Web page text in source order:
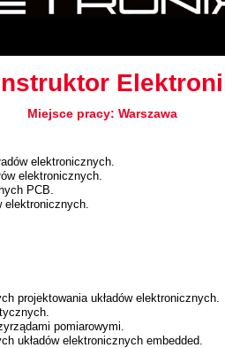
Miejsce pracy: Warszawa
elektronicznych.
elektronicznych.
PCB.
elektronicznych.
projektowania układów elektronicznych.
pomiarowymi.
układów elektronicznych embedded.